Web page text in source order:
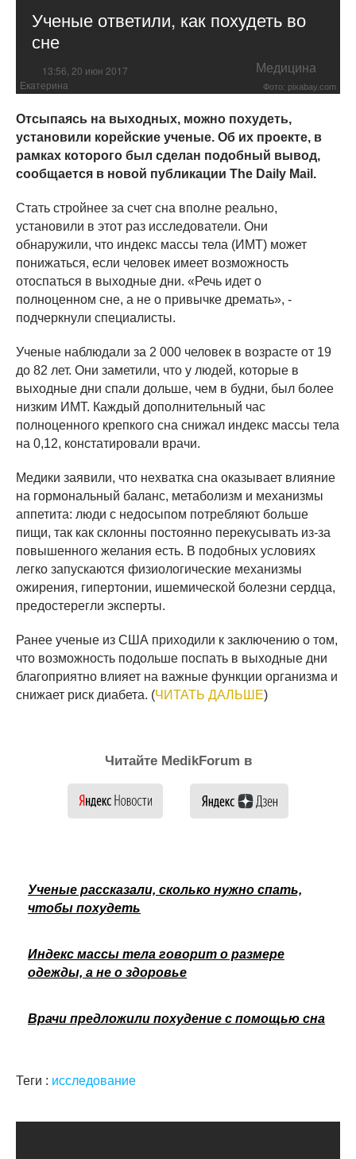
Ученые ответили, как похудеть во
сне
13:56, 20 июн 2017 Медицина
Екатерина Фото: pixabay.com
Отсыпаясь на выходных, можно похудеть,
установили корейские ученые. Об их проекте, в
рамках которого был сделан подобный вывод,
сообщается в новой публикации The Daily Mail.
Стать стройнее за счет сна вполне реально,
установили в этот раз исследователи. Они
обнаружили, что индекс массы тела (ИМТ) может
понижаться, если человек имеет возможность
отоспаться в выходные дни. «Речь идет о
полноценном сне, а не о привычке дремать», -
подчеркнули специалисты.
Ученые наблюдали за 2 000 человек в возрасте от 19
до 82 лет. Они заметили, что у людей, которые в
выходные дни спали дольше, чем в будни, был более
низким ИМТ. Каждый дополнительный час
полноценного крепкого сна снижал индекс массы тела
на 0,12, констатировали врачи.
Медики заявили, что нехватка сна оказывает влияние
на гормональный баланс, метаболизм и механизмы
аппетита: люди с недосыпом потребляют больше
пищи, так как склонны постоянно перекусывать из-за
повышенного желания есть. В подобных условиях
легко запускаются физиологические механизмы
ожирения, гипертонии, ишемической болезни сердца,
предостерегли эксперты.
Ранее ученые из США приходили к заключению о том,
что возможность подольше поспать в выходные дни
благоприятно влияет на важные функции организма и
снижает риск диабета. (ЧИТАТЬ ДАЛЬШЕ)
Читайте MedikForum в
Ученые рассказали, сколько нужно спать,
чтобы похудеть
Индекс массы тела говорит о размере
одежды, а не о здоровье
Врачи предложили похудение с помощью сна
Теги : исследование